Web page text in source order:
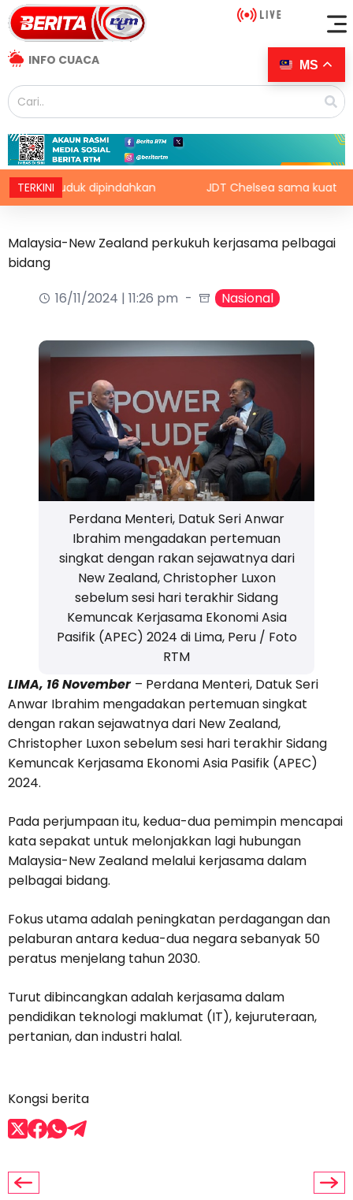
INFO CUACA
TERKINIdipindahkan JDT Chelsea sama kuat
Malaysia-New Zealand perkukuh kerjasama pelbagai
bidang
16/11/2024 | 11:26 pm
Nasional
Perdana Menteri, Datuk Seri Anwar
Ibrahim mengadakan pertemuan
singkat dengan rakan sejawatnya dari
New Zealand, Christopher Luxon
sebelum sesi hari terakhir Sidang
Kemuncak Kerjasama Ekonomi Asia
Pasifik (APEC) 2024 di Lima, Peru / Foto
RTM
LIMA, 16 November – Perdana Menteri, Datuk Seri
Anwar Ibrahim mengadakan pertemuan singkat
dengan rakan sejawatnya dari New Zealand,
Christopher Luxon sebelum sesi hari terakhir Sidang
Kemuncak Kerjasama Ekonomi Asia Pasifik (APEC)
2024.
Pada perjumpaan itu, kedua-dua pemimpin mencapai
kata sepakat untuk melonjakkan lagi hubungan
Malaysia-New Zealand melalui kerjasama dalam
pelbagai bidang.
Fokus utama adalah peningkatan perdagangan dan
pelaburan antara kedua-dua negara sebanyak 50
peratus menjelang tahun 2030.
Turut dibincangkan adalah kerjasama dalam
pendidikan teknologi maklumat (IT), kejuruteraan,
pertanian, dan industri halal.
Kongsi berita
MS